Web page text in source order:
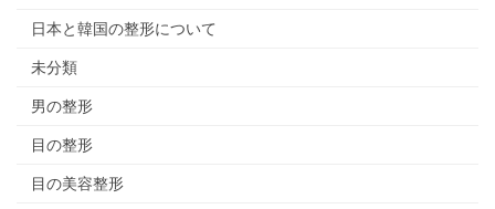
日本と韓国の整形について
未分類
男の整形
目の整形
目の美容整形